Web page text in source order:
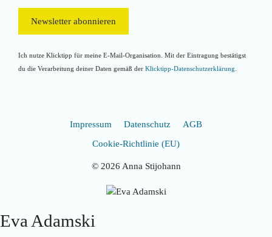
Ich nutze Klicktipp für meine E-Mail-Organisation. Mit der Eintragung bestätigst
du die Verarbeitung deiner Daten gemäß der Klicktipp-Datenschutzerklärung
Impressum Datenschutz
AGB
Cookie-Richtlinie (EU)
© 2026 Anna Stijohann
Eva Adamski